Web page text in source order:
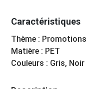
Caractéristiques
Thème : Promotions
Matière : PET
Couleurs : Gris, Noir